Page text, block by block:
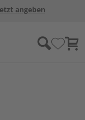
angeben